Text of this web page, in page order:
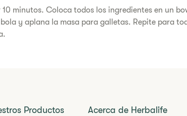
minutos. Coloca todos los ingredientes en un
y aplana la masa para galletas. Repite para
Productos Acerca de Herbalife